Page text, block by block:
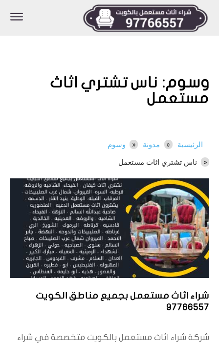
وسوم: ناس تشتري اثاث
مستعمل
الرئيسية مدونة
وسوم
ناس تشتري اثاث مستعمل
شراء اثاث مستعمل بجميع مناطق الكويت
97766557
شركة شراء اثاث مستعمل بالكويت متخصصة في شراء